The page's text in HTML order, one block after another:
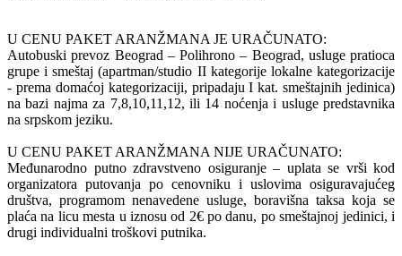
U CENU PAKET ARANŽMANA JE URAČUNATO:
Autobuski prevoz Beograd – Polihrono – Beograd, usluge pratioca
grupe i smeštaj (apartman/studio II kategorije lokalne kategorizacije
- prema domaćoj kategorizaciji, pripadaju I kat. smeštajnih jedinica)
na bazi najma za 7,8,10,11,12, ili 14 noćenja i usluge predstavnika
na srpskom jeziku.
U CENU PAKET ARANŽMANA NIJE URAČUNATO:
Međunarodno putno zdravstveno osiguranje – uplata se vrši kod
organizatora putovanja po cenovniku i uslovima osiguravajućeg
društva, programom nenavedene usluge, boravišna taksa koja se
plaća na licu mesta u iznosu od 2€ po danu, po smeštajnoj jedinici, i
drugi individualni troškovi putnika.